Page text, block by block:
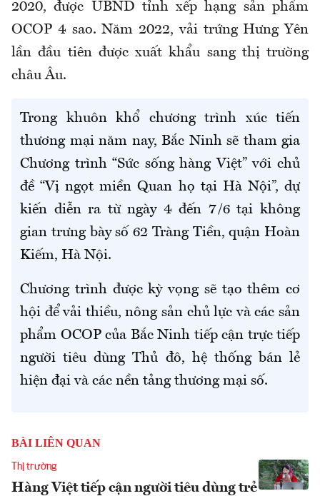
2020, được UBND tỉnh xếp hạng sản phẩm
OCOP 4 sao. Năm 2022, vải trứng Hưng Yên
lần đầu tiên được xuất khẩu sang thị trường
châu Âu.
Trong khuôn khổ chương trình xúc tiến
thương mại năm nay, Bắc Ninh sẽ tham gia
Chương trình “Sức sống hàng Việt” với chủ
đề “Vị ngọt miền Quan họ tại Hà Nội”, dự
kiến diễn ra từ ngày 4 đến 7/6 tại không
gian trưng bày số 62 Tràng Tiền, quận Hoàn
Kiếm, Hà Nội.
Chương trình được kỳ vọng sẽ tạo thêm cơ
hội để vải thiều, nông sản chủ lực và các sản
phẩm OCOP của Bắc Ninh tiếp cận trực tiếp
người tiêu dùng Thủ đô, hệ thống bán lẻ
hiện đại và các nền tảng thương mại số.
BÀI LIÊN QUAN
Thị trường
Hàng Việt tiếp cận người tiêu dùng trẻ